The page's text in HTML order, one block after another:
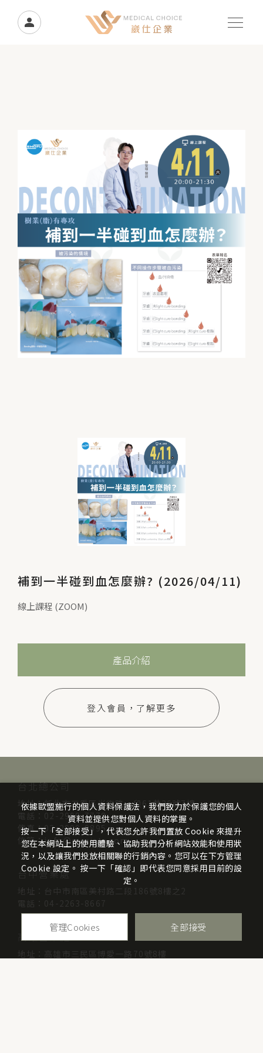
補到一半碰到血怎麼辦? (2026/04/11)
線上課程 (ZOOM)
產品介紹
登入會員，了解更多
台北總公司
地址：新北市三重區光復路一段61巷26號7樓
電話：02-2999-7778
傳真：02-2999-9895
信箱：info@mcsists.com
台中營業處
依據歐盟施行的個人資料保護法，我們致力於保護您的個人
資料並提供您對個人資料的掌握。
按一下「全部接受」，代表您允許我們置放 Cookie 來提升
您在本網站上的使用體驗、協助我們分析網站效能和使用狀
況，以及讓我們投放相關聯的行銷內容。您可以在下方管理
Cookie 設定。 按一下「確認」即代表您同意採用目前的設
定。
管理Cookies 全部接受